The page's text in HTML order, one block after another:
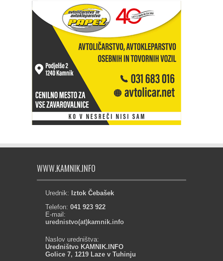
WWW.KAMNIK.INFO
Urednik: Iztok Čebašek
Telefon: 041 923 922
E-mail:
urednistvo(at)kamnik.info
Naslov uredništva:
Uredništvo KAMNIK.INFO
Golice 7, 1219 Laze v Tuhinju